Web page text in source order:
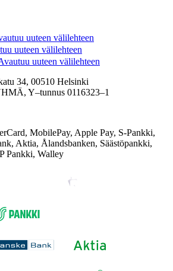
uuteen välilehteen
uuteen välilehteen
uuteen välilehteen
34, 00510 Helsinki
Y–tunnus 0116323–1
MobilePay, Apple Pay, S-Pankki,
Aktia, Ålandsbanken, Säästöpankki,
Pankki, Walley